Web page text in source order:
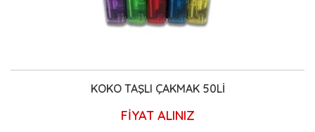
KOKO TAŞLI ÇAKMAK 50Lİ
FİYAT ALINIZ